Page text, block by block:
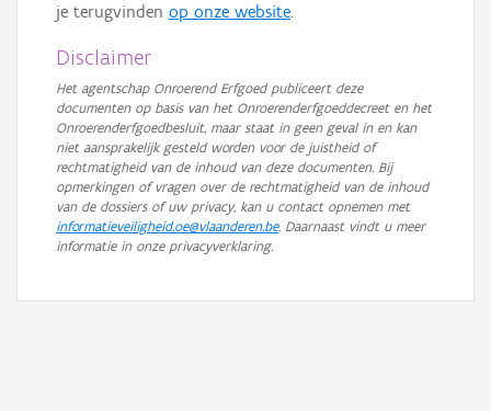
je terugvinden op onze website.
Disclaimer
Het agentschap Onroerend Erfgoed publiceert deze
documenten op basis van het Onroerenderfgoeddecreet en het
Onroerenderfgoedbesluit, maar staat in geen geval in en kan
niet aansprakelijk gesteld worden voor de juistheid of
rechtmatigheid van de inhoud van deze documenten. Bij
opmerkingen of vragen over de rechtmatigheid van de inhoud
van de dossiers of uw privacy, kan u contact opnemen met
informatieveiligheid.oe@vlaanderen.be. Daarnaast vindt u meer
informatie in onze privacyverklaring.